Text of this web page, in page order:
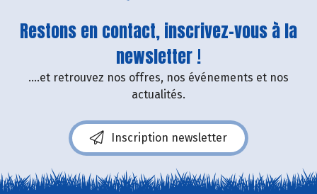
Restons en contact, inscrivez-vous à la
newsletter !
....et retrouvez nos offres, nos événements et nos
actualités.
Inscription newsletter